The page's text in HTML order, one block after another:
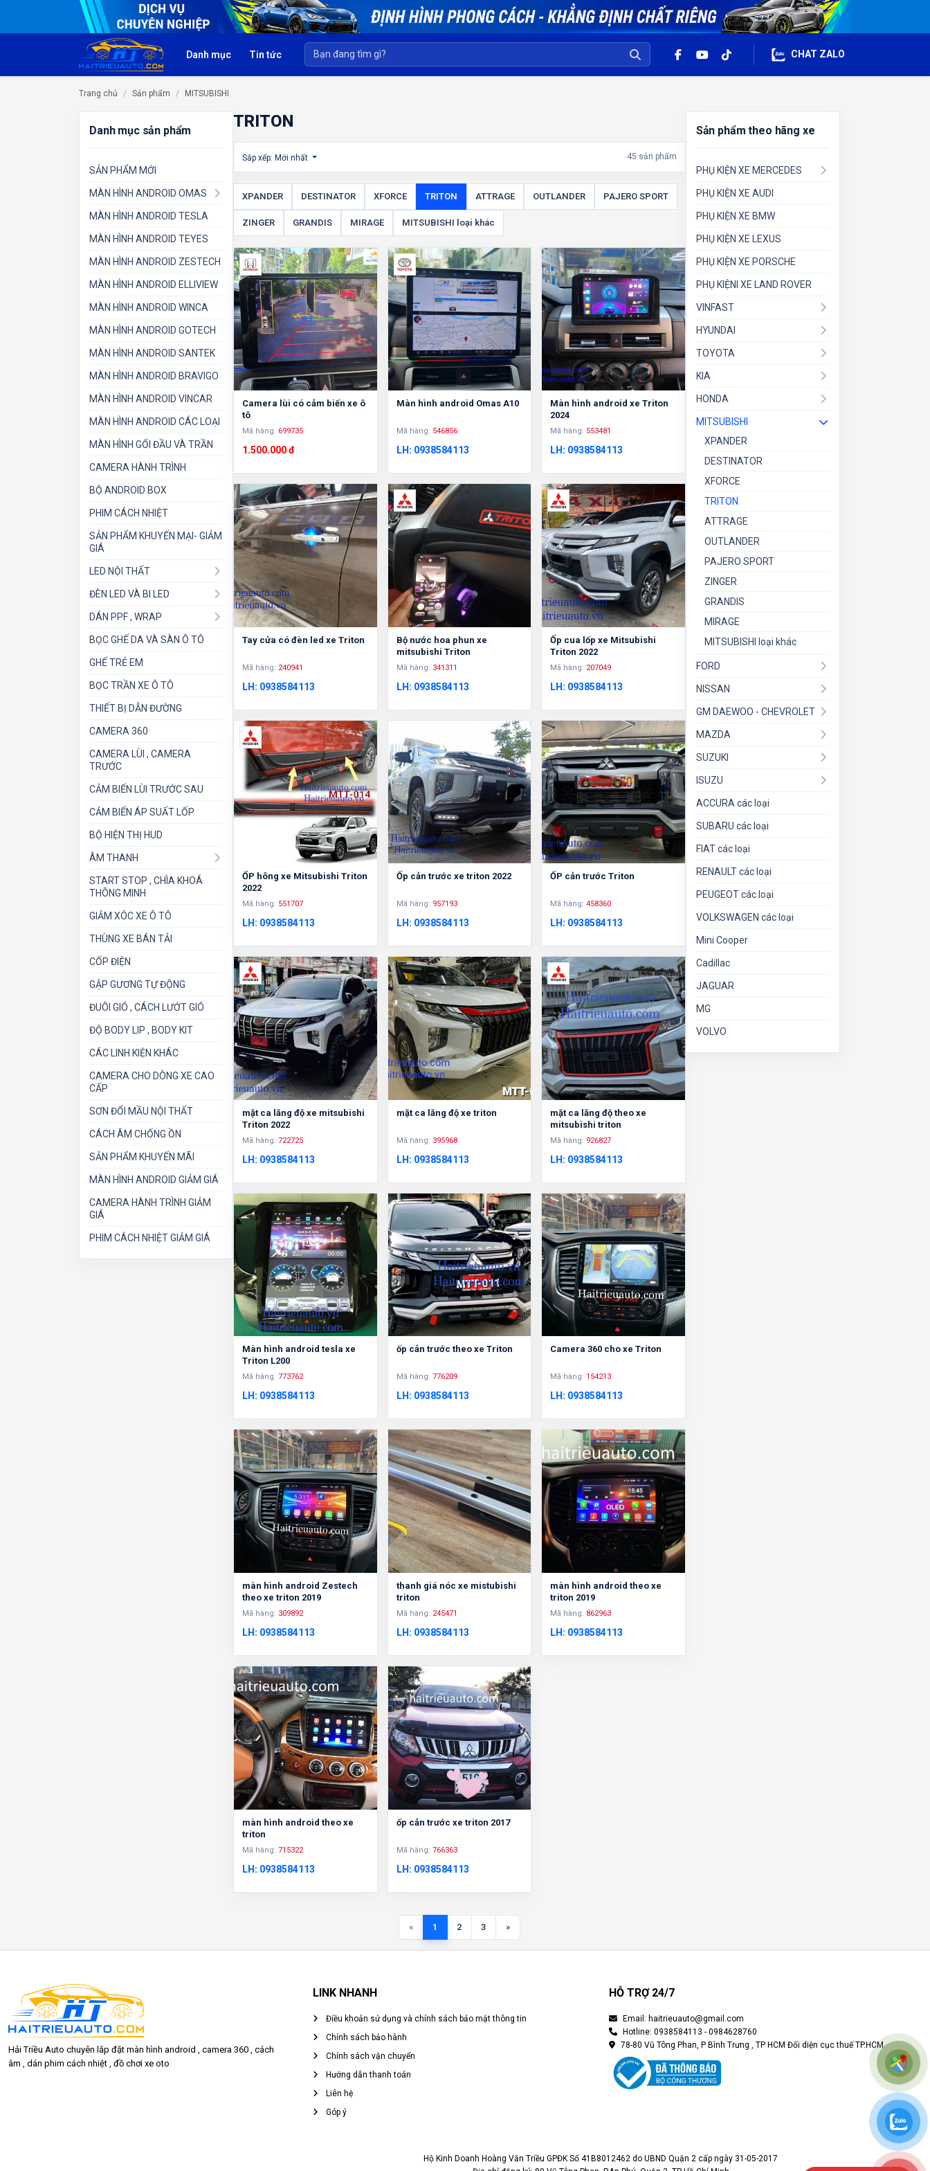
Danh mục Tin tức CHAT ZALO
Trang chủ Sản phẩm MITSUBISHI
Danh mục sản phẩm
SẢN PHẨM MỚI
MÀN HÌNH ANDROID OMAS
MÀN HÌNH ANDROID TESLA
MÀN HÌNH ANDROID TEYES
MÀN HÌNH ANDROID ZESTECH
MÀN HÌNH ANDROID ELLIVIEW
MÀN HÌNH ANDROID WINCA
MÀN HÌNH ANDROID GOTECH
MÀN HÌNH ANDROID SANTEK
MÀN HÌNH ANDROID BRAVIGO
MÀN HÌNH ANDROID VINCAR
MÀN HÌNH ANDROID CÁC LOẠI
MÀN HÌNH GỐI ĐẦU VÀ TRẦN
CAMERA HÀNH TRÌNH
BỘ ANDROID BOX
PHIM CÁCH NHIỆT
SẢN PHẨM KHUYẾN MẠI- GIẢM
GIÁ
LED NỘI THẤT
ĐÈN LED VÀ BI LED
DÁN PPF , WRAP
BỌC GHẾ DA VÀ SÀN Ô TÔ
GHẾ TRẺ EM
BỌC TRẦN XE Ô TÔ
THIẾT BỊ DẪN ĐƯỜNG
CAMERA 360
CAMERA LÙI , CAMERA
TRƯỚC
CẢM BIẾN LÙI TRƯỚC SAU
CẢM BIẾN ÁP SUẤT LỐP
BỘ HIỆN THỊ HUD
ÂM THANH
START STOP , CHÌA KHOÁ
THÔNG MINH
GIẢM XÓC XE Ô TÔ
THÙNG XE BÁN TẢI
CỐP ĐIỆN
GẬP GƯƠNG TỰ ĐỘNG
ĐUÔI GIÓ , CÁCH LƯỚT GIÓ
ĐỘ BODY LIP , BODY KIT
CÁC LINH KIỆN KHÁC
CAMERA CHO DÒNG XE CAO
CẤP
SƠN ĐỔI MẦU NỘI THẤT
CÁCH ÂM CHỐNG ỒN
SẢN PHẨM KHUYẾN MÃI
MÀN HÌNH ANDROID GIẢM GIÁ
CAMERA HÀNH TRÌNH GIẢM
GIÁ
PHIM CÁCH NHIỆT GIẢM GIÁ
TRITON
Sắp xếp: Mới nhất 45 sản phẩm
XPANDER DESTINATOR XFORCE TRITON ATTRAGE OUTLANDER PAJERO SPORT
ZINGER GRANDIS MIRAGE MITSUBISHI loại khác
Camera lùi có cảm biến xe ô
tô
Mã hàng: 699735
1.500.000 đ
Màn hình android Omas A10
Mã hàng: 546856
LH: 0938584113
Màn hình android xe Triton
2024
Mã hàng: 553481
LH: 0938584113
Tay cửa có đèn led xe Triton
Mã hàng: 240941
LH: 0938584113
Bộ nước hoa phun xe
mitsubishi Triton
Mã hàng: 341311
LH: 0938584113
Ốp cua lốp xe Mitsubishi
Triton 2022
Mã hàng: 207049
LH: 0938584113
ỐP hông xe Mitsubishi Triton
2022
Mã hàng: 551707
LH: 0938584113
Ốp cản trước xe triton 2022
Mã hàng: 957193
LH: 0938584113
ỐP cản trước Triton
Mã hàng:458360
LH: 0938584113
mặt ca lăng độ xe mitsubishi
Triton 2022
Mã hàng:722725
LH: 0938584113
mặt ca lăng độ xe triton
Mã hàng: 395968
LH: 0938584113
mặt ca lăng độ theo xe
mitsubishi triton
Mã hàng: 926827
LH: 0938584113
Màn hình android tesla xe
Triton L200
Mã hàng:773762
LH: 0938584113
ốp cản trước theo xe Triton
Mã hàng: 776209
LH: 0938584113
Camera 360 cho xe Triton
Mã hàng: 154213
LH: 0938584113
màn hình android Zestech
theo xe triton 2019
Mã hàng: 309892
LH: 0938584113
thanh giá nóc xe mistubishi
triton
Mã hàng: 245471
LH: 0938584113
màn hình android theo xe
triton 2019
Mã hàng: 862963
LH: 0938584113
màn hình android theo xe
triton
Mã hàng:715322
LH: 0938584113
ốp cản trước xe triton 2017
Mã hàng: 766363
LH: 0938584113
« 1 2 3 »
Sản phẩm theo hãng xe
PHỤ KIỆN XE MERCEDES
PHỤ KIỆN XE AUDI
PHỤ KIỆN XE BMW
PHỤ KIỆN XE LEXUS
PHỤ KIỆN XE PORSCHE
PHỤ KIỆNI XE LAND ROVER
VINFAST
HYUNDAI
TOYOTA
KIA
HONDA
MITSUBISHI
XPANDER
DESTINATOR
XFORCE
TRITON
ATTRAGE
OUTLANDER
PAJERO SPORT
ZINGER
GRANDIS
MIRAGE
MITSUBISHI loại khác
FORD
NISSAN
GM DAEWOO - CHEVROLET
MAZDA
SUZUKI
ISUZU
ACCURA các loại
SUBARU các loại
FIAT các loại
RENAULT các loại
PEUGEOT các loại
VOLKSWAGEN các loại
Mini Cooper
Cadillac
JAGUAR
MG
VOLVO
Hải Triều Auto chuyên lắp đặt màn hình android , camera 360 , cách
âm , dán phim cách nhiệt , đồ chơi xe oto
LINK NHANH
Điều khoản sử dụng và chính sách bảo mật thông tin
Chính sách bảo hành
Chính sách vận chuyển
Hướng dẫn thanh toán
Liên hệ
Góp ý
HỖ TRỢ 24/7
Email: haitrieuauto@gmail.com
Hotline: 0938584113 - 0984628760
78-80 Vũ Tông Phan, P Bình Trưng , TP HCM Đối diện cục thuế TP.HCM
Hộ Kinh Doanh Hoàng Văn Triều GPĐK Số 41B8012462 do UBND Quận 2 cấp ngày 31-05-2017